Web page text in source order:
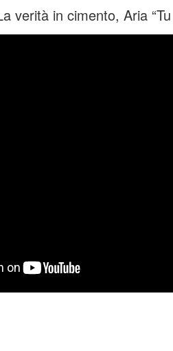
verità in cimento, Aria “Tu